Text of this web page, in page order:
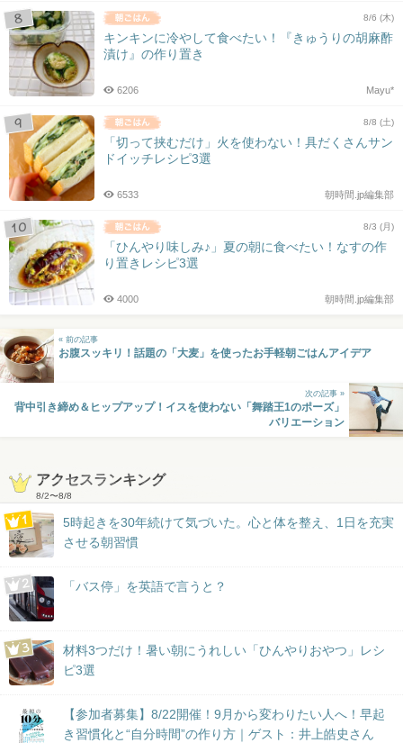
8/6 (木)
キンキンに冷やして食べたい！『きゅうりの胡麻酢
漬け』の作り置き
Mayu*
6206
8/8 (土)
「切って挟むだけ」火を使わない！具だくさんサン
ドイッチレシピ3選
朝時間.jp編集部
6533
8/3 (月)
「ひんやり味しみ♪」夏の朝に食べたい！なすの作
り置きレシピ3選
朝時間.jp編集部
4000
« 前の記事
お腹スッキリ！話題の「大麦」を使ったお手軽朝ごはんアイデア
次の記事 »
背中引き締め＆ヒップアップ！イスを使わない「舞踏王1のポーズ」
バリエーション
アクセスランキング
8/2〜8/8
5時起きを30年続けて気づいた。心と体を整え、1日を充実
させる朝習慣
「バス停」を英語で言うと？
材料3つだけ！暑い朝にうれしい「ひんやりおやつ」レシ
ピ3選
【参加者募集】8/22開催！9月から変わりたい人へ！早起
き習慣化と“自分時間”の作り方｜ゲスト：井上皓史さん